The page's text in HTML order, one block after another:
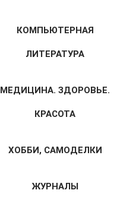
КОМПЬЮТЕРНАЯ
ЛИТЕРАТУРА
МЕДИЦИНА. ЗДОРОВЬЕ.
КРАСОТА
ХОББИ, САМОДЕЛКИ
ЖУРНАЛЫ